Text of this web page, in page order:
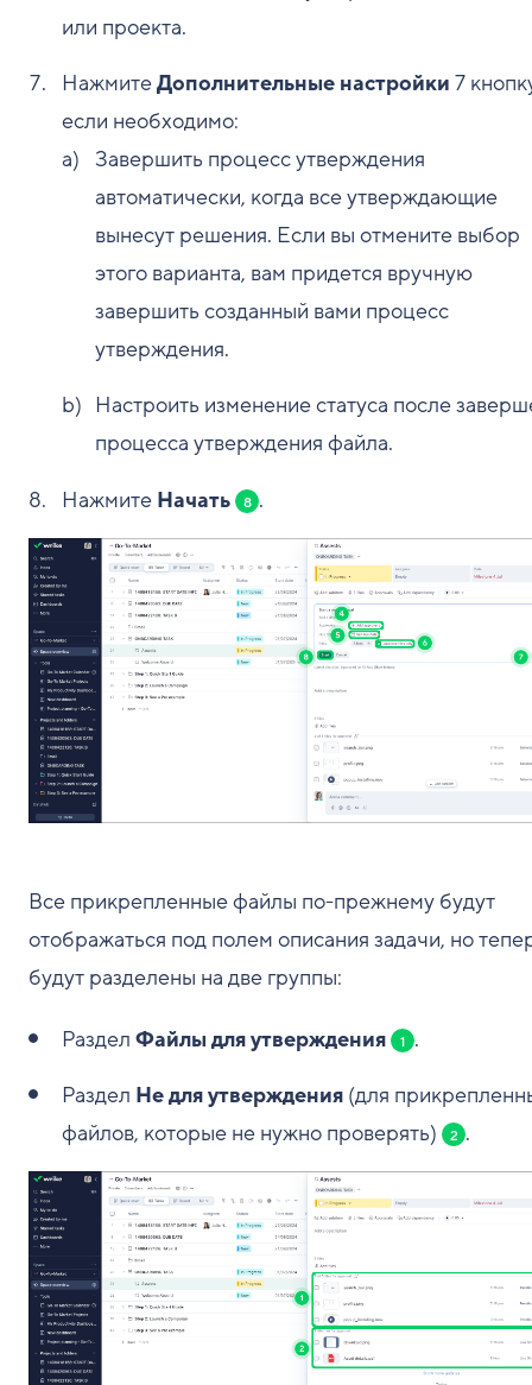
или проекта.
НажмитеДополнительные настройки 7
если необходимо:
Завершить процесс утверждения
автоматически, когда все утверждающие
вынесут решения. Если вы отмените выбор
этого варианта, вам придется вручную
завершить созданный вами процесс
утверждения.
Настроить изменение статуса после
процесса утверждения файла.
Нажмите Начать 8 .
Все прикрепленные файлы по-прежнему будут
отображаться под полем описания задачи, но
будут разделены на две группы:
Раздел Файлы для утверждения 1 .
Раздел Не для утверждения (для
файлов, которые не нужно проверять)
2 .